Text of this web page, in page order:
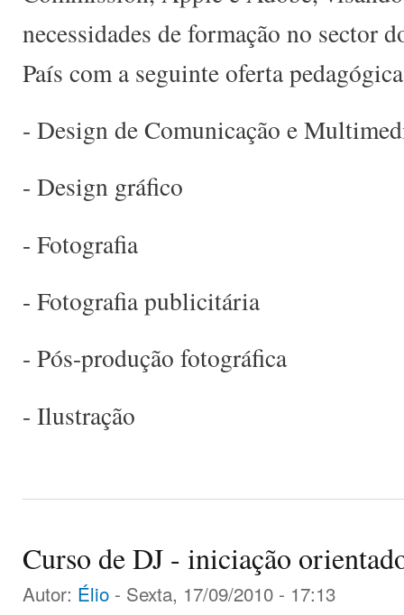
necessidades de formação no sector
País com a seguinte oferta
- Design de Comunicação e
- Design gráfico
- Fotografia
- Fotografia publicitária
- Pós-produção fotográfica
- Ilustração
Curso de DJ - iniciação
Autor: Élio - Sexta, 17/09/2010 - 17:13